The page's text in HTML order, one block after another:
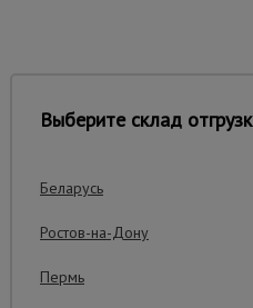
Выберите склад
Беларусь
Ростов-на-Дону
Пермь